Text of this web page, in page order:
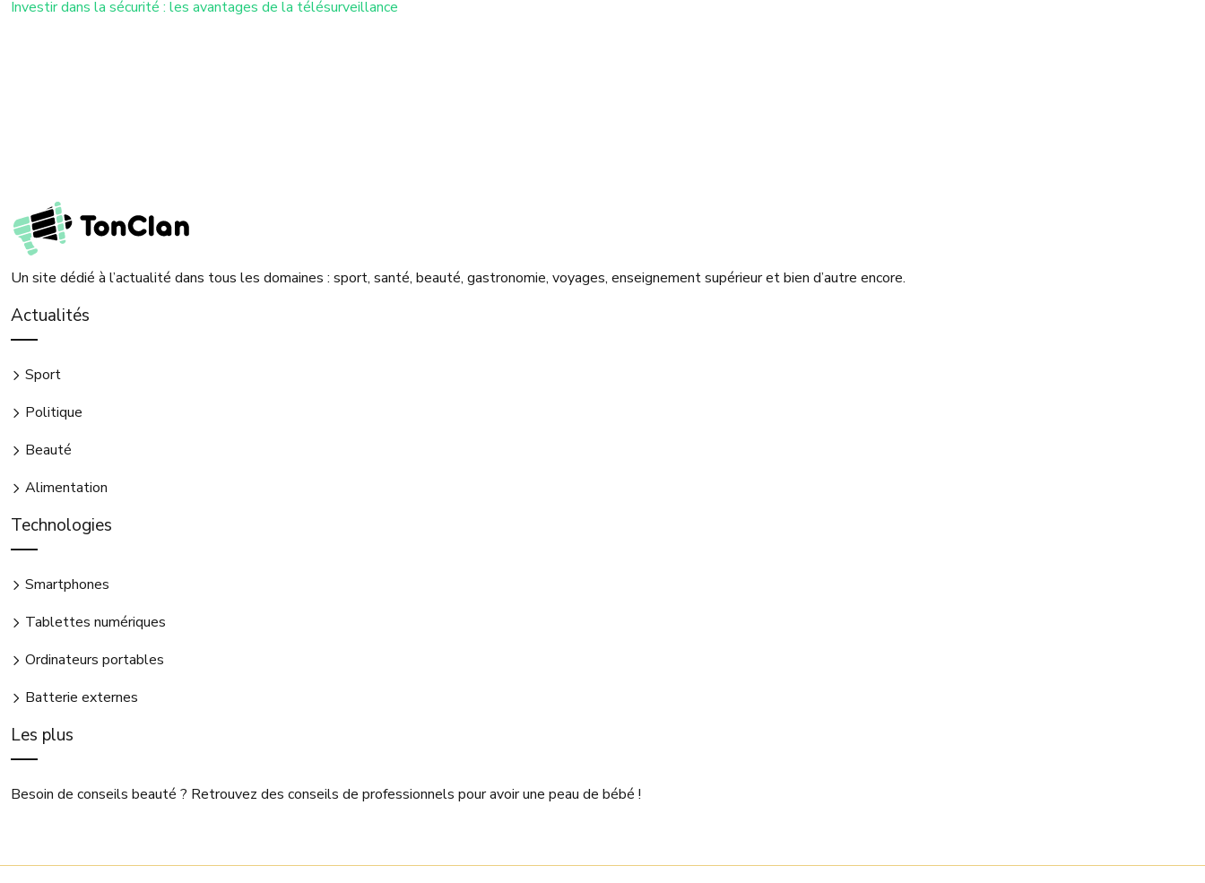
Investir dans la sécurité : les avantages de la télésurveillance
Un site dédié à l’actualité dans tous les domaines : sport, santé, beauté, gastronomie, voyages, enseignement supérieur et bien d’autre encore.
Actualités
Sport
Politique
Beauté
Alimentation
Technologies
Smartphones
Tablettes numériques
Ordinateurs portables
Batterie externes
Les plus
Besoin de conseils beauté ? Retrouvez des conseils de professionnels pour avoir une peau de bébé !